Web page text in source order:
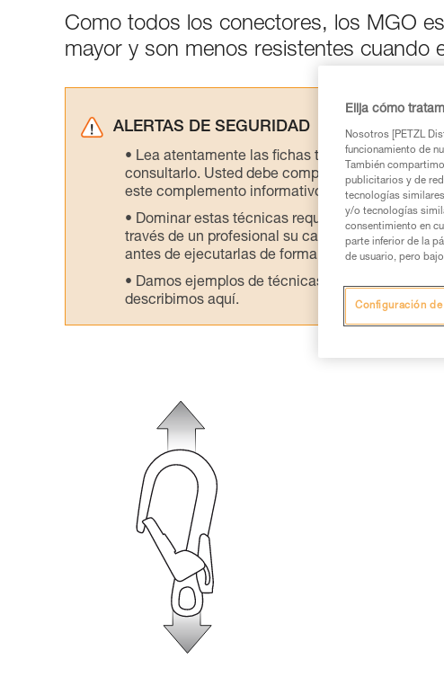
Como todos los conectores, los MGO
mayor y son menos resistentes cuando
ALERTAS DE SEGURIDAD
Lea atentamente las fichas técnicas de los
consultarlo. Usted debe comprender la
este complemento informativo.
Dominar estas técnicas requiere una
través de un profesional su capacidad para
antes de ejecutarlas de forma autónoma.
Damos ejemplos de técnicas relacionadas con
describimos aquí.
Elija cómo
Nosotros [PETZL
funcionamiento de
También
publicitarios y de
tecnologías
y/o tecnologías
consentimiento en
parte inferior de la
de usuario, pero
Configuración